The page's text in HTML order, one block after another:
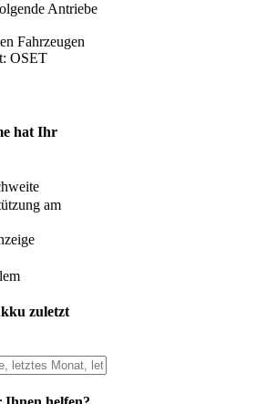
Antriebe
Fahrzeugen
OSET
hat Ihr
am
zuletzt